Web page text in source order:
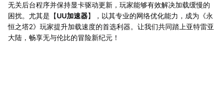
无关后台程序并保持显卡驱动更新，玩家能够有效解决加载缓慢的
困扰。尤其是【UU加速器】，以其专业的网络优化能力，成为《永
恒之塔2》玩家提升加载速度的首选利器。让我们共同踏上亚特雷亚
大陆，畅享无与伦比的冒险新纪元！